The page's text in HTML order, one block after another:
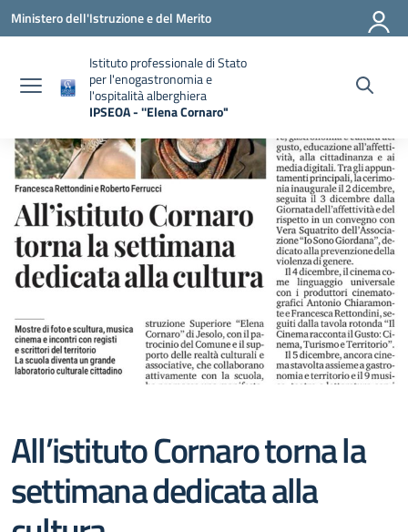
Vai ai contenuti
Vai al menu di navigazione
Vai al footer
Ministero dell'Istruzione e del Merito
Istituto professionale di Stato
per l'enogastronomia e
l'ospitalità alberghiera
IPSEOA - ''Elena Cornaro"
All’istituto Cornaro torna la
settimana dedicata alla